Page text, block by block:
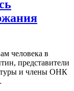
человека в
представители
и члены ОНК